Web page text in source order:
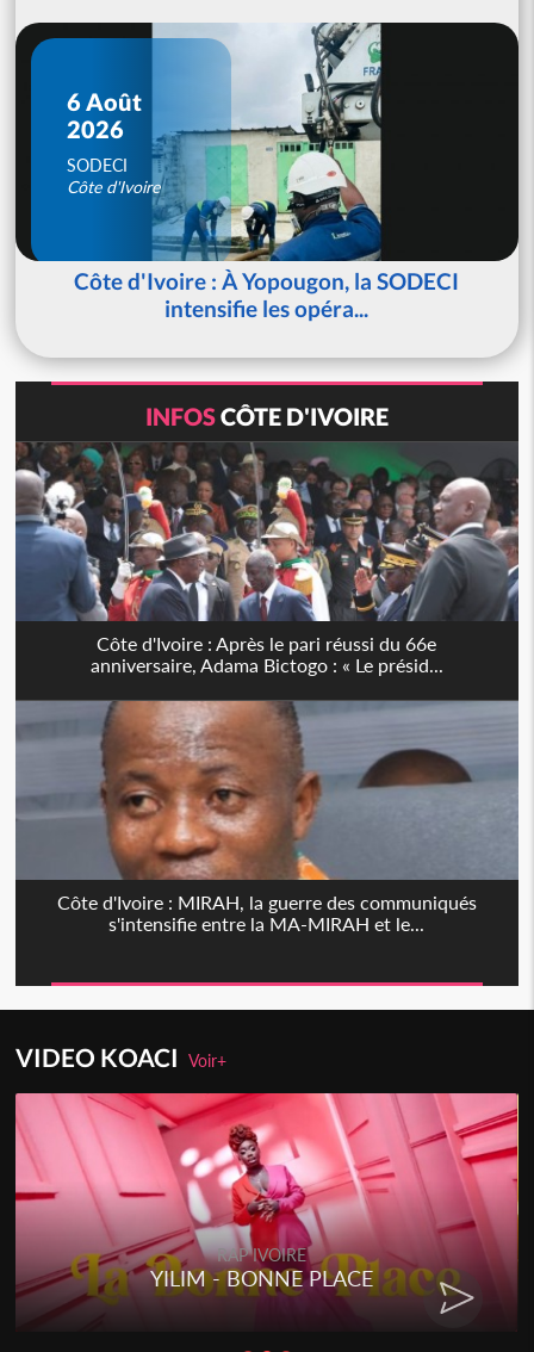
6 Août
2026
SODECI
Côte d'Ivoire
Côte d'Ivoire : À Yopougon, la SODECI
intensifie les opéra...
INFOSCÔTE D'IVOIRE
Côte d'Ivoire : Après le pari réussi du 66e
anniversaire, Adama Bictogo : « Le présid...
Côte d'Ivoire : MIRAH, la guerre des communiqués
s'intensifie entre la MA-MIRAH et le...
VIDEO KOACIVoir+
RAP IVOIRE
YILIM - BONNE PLACE